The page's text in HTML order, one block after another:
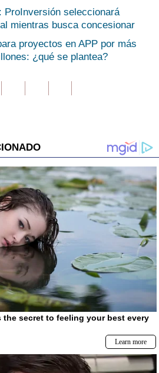
ProInversión seleccionará
mientras busca concesionar
proyectos en APP por más
¿qué se plantea?